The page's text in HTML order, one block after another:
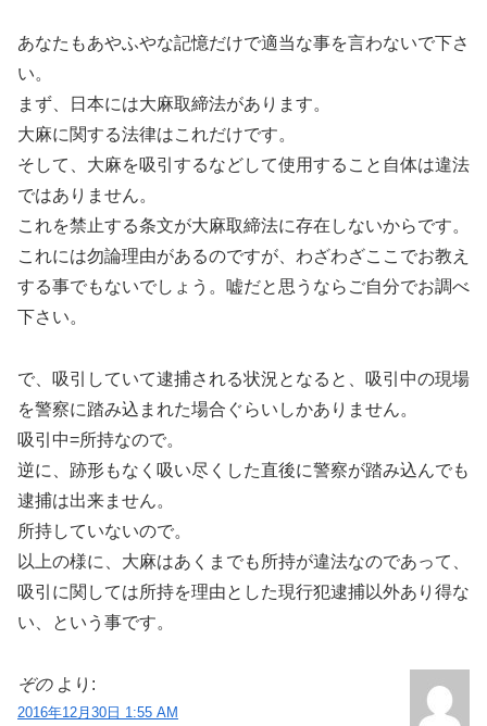
あなたもあやふやな記憶だけで適当な事を言わないで下さ
い。
まず、日本には大麻取締法があります。
大麻に関する法律はこれだけです。
そして、大麻を吸引するなどして使用すること自体は違法
ではありません。
これを禁止する条文が大麻取締法に存在しないからです。
これには勿論理由があるのですが、わざわざここでお教え
する事でもないでしょう。嘘だと思うならご自分でお調べ
下さい。
で、吸引していて逮捕される状況となると、吸引中の現場
を警察に踏み込まれた場合ぐらいしかありません。
吸引中=所持なので。
逆に、跡形もなく吸い尽くした直後に警察が踏み込んでも
逮捕は出来ません。
所持していないので。
以上の様に、大麻はあくまでも所持が違法なのであって、
吸引に関しては所持を理由とした現行犯逮捕以外あり得な
い、という事です。
ぞの より:
2016年12月30日 1:55 AM